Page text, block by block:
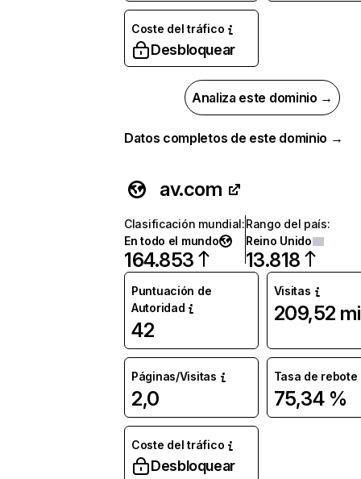
Coste del tráfico
Desbloquear
Analiza este dominio →
Datos completos de este dominio →
av.com
Clasificación mundial:
En todo el mundo
164.853
Rango del país:
Reino Unido
13.818
Puntuación de
Autoridad
42
Visitas
209,52
Páginas/Visitas
2,0
Tasa de rebote
75,34 %
Coste del tráfico
Desbloquear